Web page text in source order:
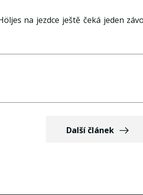
na jezdce ještě čeká jeden
Další článek